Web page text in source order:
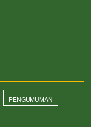
PENGUMUMAN